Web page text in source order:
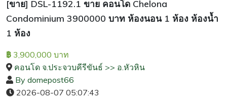
[ขาย] DSL-1192.1 ขาย คอนโด Chelona
Condominium 3900000 บาท ห้องนอน 1 ห้อง ห้องน้ำ
1 ห้อง
฿ 3,900,000 บาท
คอนโด จ.ประจวบคีรีขันธ์ >> อ.หัวหิน
By domepost66
2026-08-07 05:07:43